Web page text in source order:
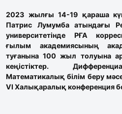
2023 жылғы 14-19 қараша
Патрис Лумумба атындағы
университетінде РҒА
ғылым академиясының
туғанына 100 жыл толуына
кеңістіктер.
Математикалық білім беру
VI Халықаралық конференция